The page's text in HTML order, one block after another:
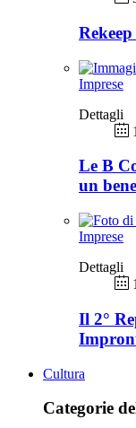
Imprese
Dettagli
Le B
un
Imprese
Dettagli
Il 2°
Cultura
Categorie